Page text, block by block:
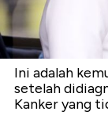
Ini adalah
setelah
Kanker yang